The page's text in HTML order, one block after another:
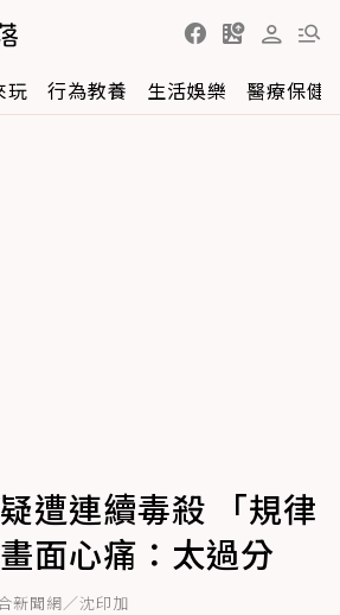
玩 行為教養 生活娛樂 醫療保健
遭連續毒殺 「規律
面心痛：太過分
新聞網／沈印加